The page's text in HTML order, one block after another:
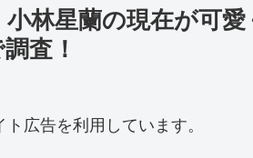
小林星蘭の現在が可
査！
広告を利用しています。